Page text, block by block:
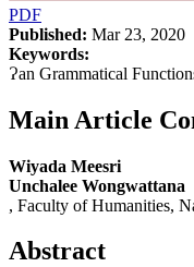
PDF
Published: Mar 23, 2020
Keywords:
Ɂan Grammatical
Main Article
Wiyada Meesri
Unchalee Wongwattana
, Faculty of Humanities,
Abstract